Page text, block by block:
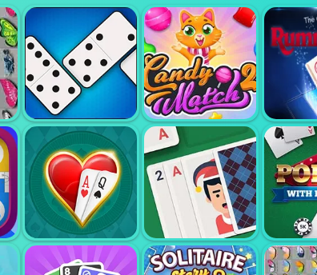
ドミノバトル
キャンディマッチ
2
ルミ